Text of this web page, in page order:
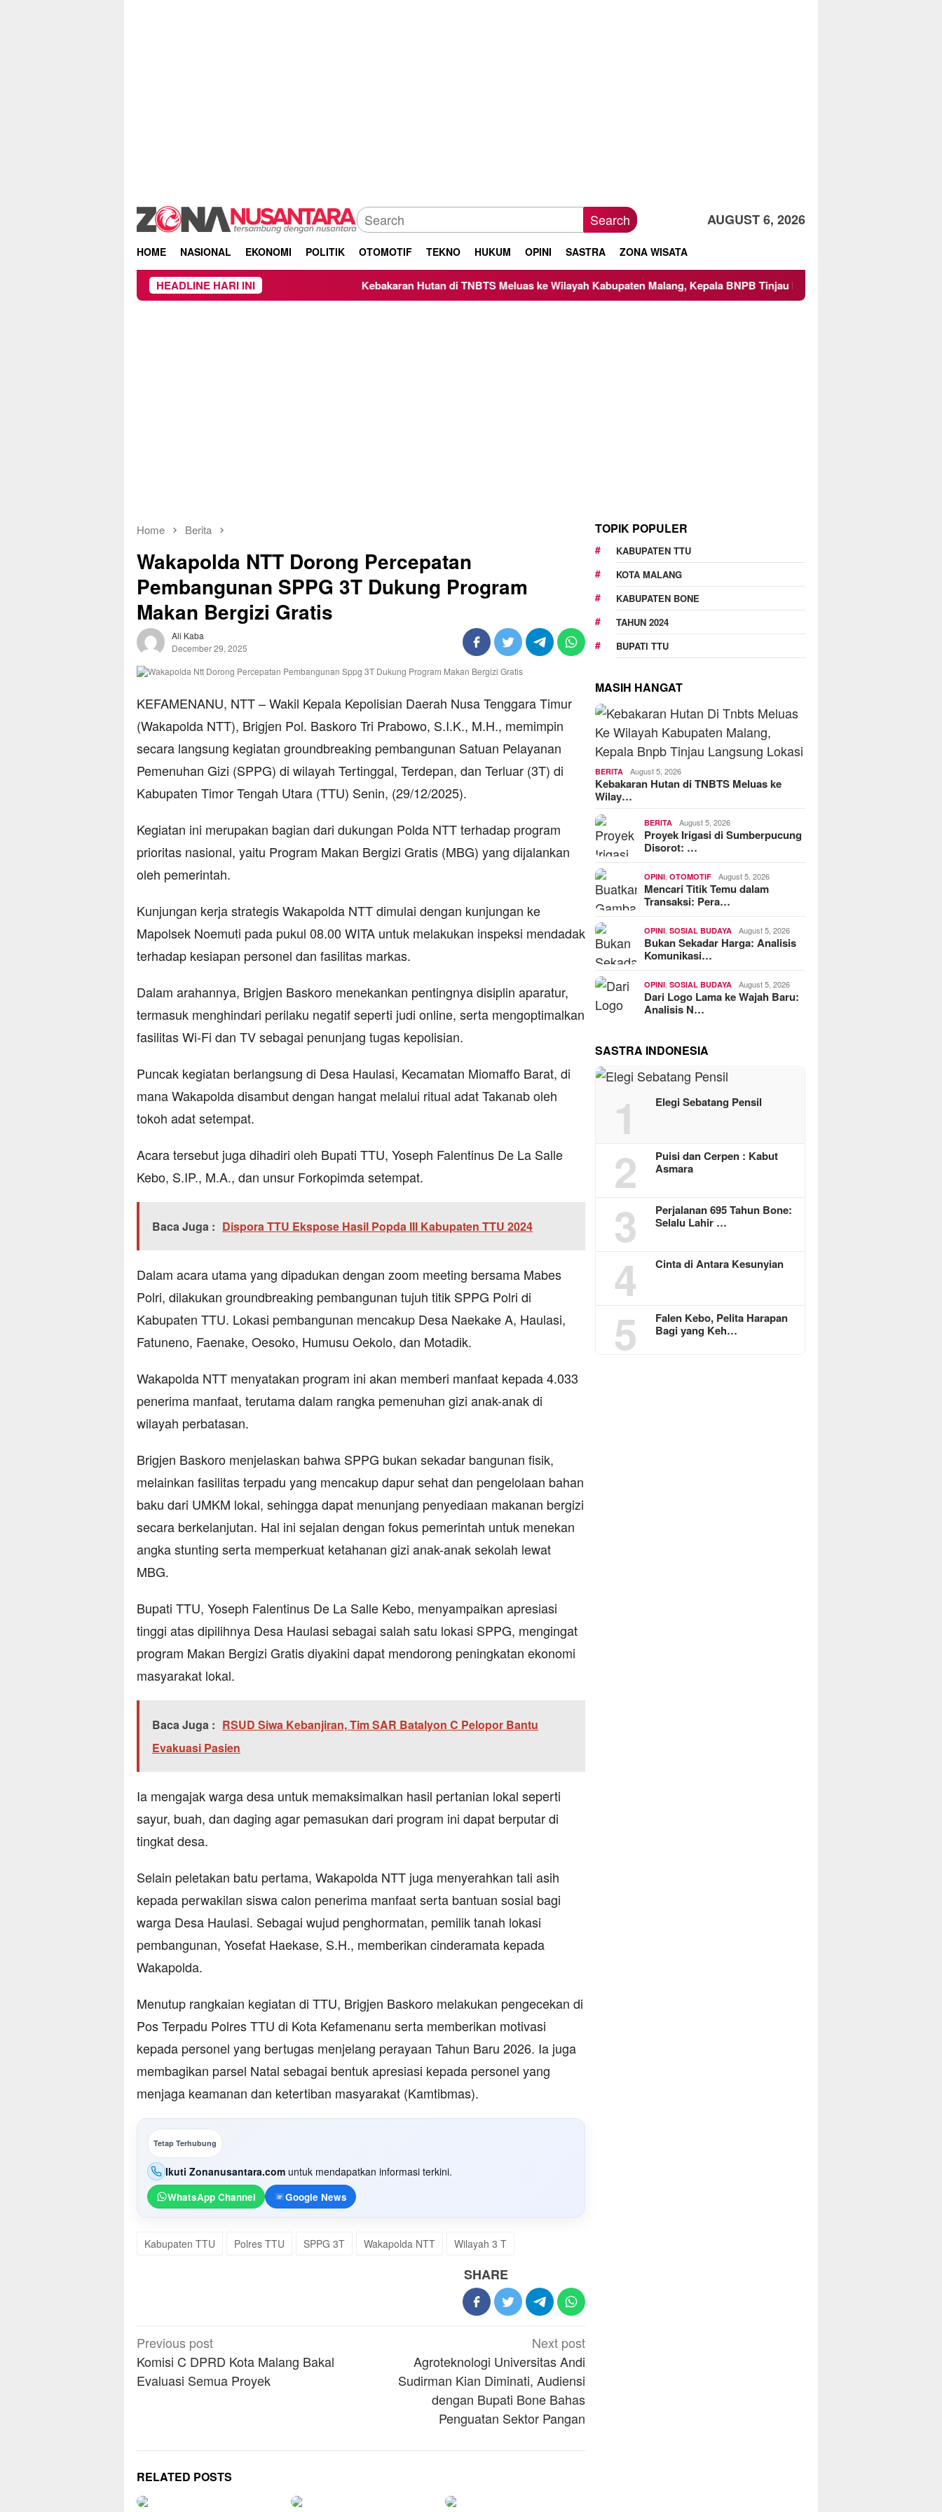
Search AUGUST 6, 2026
HOME NASIONAL EKONOMI POLITIK OTOMOTIF TEKNO HUKUM OPINI SASTRA ZONA WISATA
HEADLINE HARI INI Kebakaran Hutan di TNBTS Meluas ke Wilayah Kabupaten Malang, Kepala BNPB Tinjau Langsung Lokasi
Home Berita
Wakapolda NTT Dorong Percepatan
Pembangunan SPPG 3T Dukung Program
Makan Bergizi Gratis
Ali Kaba
December 29, 2025
KEFAMENANU, NTT – Wakil Kepala Kepolisian Daerah Nusa Tenggara Timur
(Wakapolda NTT), Brigjen Pol. Baskoro Tri Prabowo, S.I.K., M.H., memimpin
secara langsung kegiatan groundbreaking pembangunan Satuan Pelayanan
Pemenuhan Gizi (SPPG) di wilayah Tertinggal, Terdepan, dan Terluar (3T) di
Kabupaten Timor Tengah Utara (TTU) Senin, (29/12/2025).
Kegiatan ini merupakan bagian dari dukungan Polda NTT terhadap program
prioritas nasional, yaitu Program Makan Bergizi Gratis (MBG) yang dijalankan
oleh pemerintah.
Kunjungan kerja strategis Wakapolda NTT dimulai dengan kunjungan ke
Mapolsek Noemuti pada pukul 08.00 WITA untuk melakukan inspeksi mendadak
terhadap kesiapan personel dan fasilitas markas.
Dalam arahannya, Brigjen Baskoro menekankan pentingnya disiplin aparatur,
termasuk menghindari perilaku negatif seperti judi online, serta mengoptimalkan
fasilitas Wi-Fi dan TV sebagai penunjang tugas kepolisian.
Puncak kegiatan berlangsung di Desa Haulasi, Kecamatan Miomaffo Barat, di
mana Wakapolda disambut dengan hangat melalui ritual adat Takanab oleh
tokoh adat setempat.
Acara tersebut juga dihadiri oleh Bupati TTU, Yoseph Falentinus De La Salle
Kebo, S.IP., M.A., dan unsur Forkopimda setempat.
Baca Juga : Dispora TTU Ekspose Hasil Popda III Kabupaten TTU 2024
Dalam acara utama yang dipadukan dengan zoom meeting bersama Mabes
Polri, dilakukan groundbreaking pembangunan tujuh titik SPPG Polri di
Kabupaten TTU. Lokasi pembangunan mencakup Desa Naekake A, Haulasi,
Fatuneno, Faenake, Oesoko, Humusu Oekolo, dan Motadik.
Wakapolda NTT menyatakan program ini akan memberi manfaat kepada 4.033
penerima manfaat, terutama dalam rangka pemenuhan gizi anak-anak di
wilayah perbatasan.
Brigjen Baskoro menjelaskan bahwa SPPG bukan sekadar bangunan fisik,
melainkan fasilitas terpadu yang mencakup dapur sehat dan pengelolaan bahan
baku dari UMKM lokal, sehingga dapat menunjang penyediaan makanan bergizi
secara berkelanjutan. Hal ini sejalan dengan fokus pemerintah untuk menekan
angka stunting serta memperkuat ketahanan gizi anak-anak sekolah lewat
MBG.
Bupati TTU, Yoseph Falentinus De La Salle Kebo, menyampaikan apresiasi
tinggi atas dipilihnya Desa Haulasi sebagai salah satu lokasi SPPG, mengingat
program Makan Bergizi Gratis diyakini dapat mendorong peningkatan ekonomi
masyarakat lokal.
Baca Juga : RSUD Siwa Kebanjiran, Tim SAR Batalyon C Pelopor Bantu
Evakuasi Pasien
Ia mengajak warga desa untuk memaksimalkan hasil pertanian lokal seperti
sayur, buah, dan daging agar pemasukan dari program ini dapat berputar di
tingkat desa.
Selain peletakan batu pertama, Wakapolda NTT juga menyerahkan tali asih
kepada perwakilan siswa calon penerima manfaat serta bantuan sosial bagi
warga Desa Haulasi. Sebagai wujud penghormatan, pemilik tanah lokasi
pembangunan, Yosefat Haekase, S.H., memberikan cinderamata kepada
Wakapolda.
Menutup rangkaian kegiatan di TTU, Brigjen Baskoro melakukan pengecekan di
Pos Terpadu Polres TTU di Kota Kefamenanu serta memberikan motivasi
kepada personel yang bertugas menjelang perayaan Tahun Baru 2026. Ia juga
membagikan parsel Natal sebagai bentuk apresiasi kepada personel yang
menjaga keamanan dan ketertiban masyarakat (Kamtibmas).
Tetap Terhubung
Ikuti Zonanusantara.com untuk mendapatkan informasi terkini.
WhatsApp Channel Google News
Kabupaten TTU Polres TTU SPPG 3T Wakapolda NTT Wilayah 3 T
SHARE
Post
navigation
Previous post
Komisi C DPRD Kota Malang Bakal
Evaluasi Semua Proyek
Next post
Agroteknologi Universitas Andi
Sudirman Kian Diminati, Audiensi
dengan Bupati Bone Bahas
Penguatan Sektor Pangan
RELATED POSTS
TOPIK POPULER
KABUPATEN TTU
KOTA MALANG
KABUPATEN BONE
TAHUN 2024
BUPATI TTU
MASIH HANGAT
BERITA August 5, 2026
Kebakaran Hutan di TNBTS Meluas ke
Wilay…
BERITA August 5, 2026
Proyek Irigasi di Sumberpucung
Disorot: …
OPINI ,OTOMOTIF August 5, 2026
Mencari Titik Temu dalam
Transaksi: Pera…
OPINI ,SOSIAL BUDAYA August 5, 2026
Bukan Sekadar Harga: Analisis
Komunikasi…
OPINI ,SOSIAL BUDAYA August 5, 2026
Dari Logo Lama ke Wajah Baru:
Analisis N…
SASTRA INDONESIA
1 Elegi Sebatang Pensil
2
Puisi dan Cerpen : Kabut
Asmara
3
Perjalanan 695 Tahun Bone:
Selalu Lahir …
4 Cinta di Antara Kesunyian
5
Falen Kebo, Pelita Harapan
Bagi yang Keh…